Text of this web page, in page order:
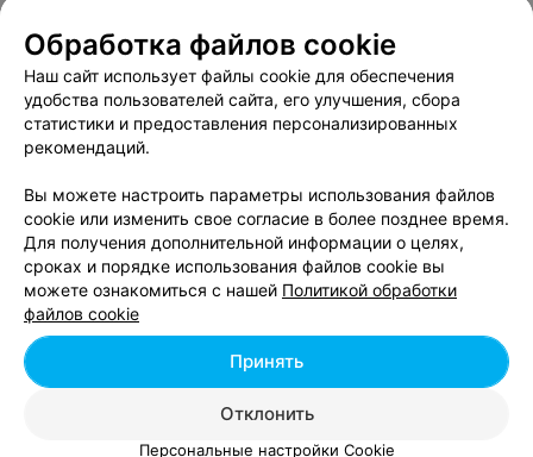
Вакансии
Публичный договор
Способы оплаты
Публичный договор по использованию сервиса
«Афиша»
Пользовательское соглашение
Связаться по вопросам сотрудничества
Написать руководителю relax.by
Персональные настройки cookie
Обработка персональных данных
© 2026 ООО «Артокс Лаб», УНП 191700409, регистрирующий орган -
| 220012, Республика Беларусь, г. Минск,
Обработка файлов cookie
Наш сайт использует файлы cookie для обеспечения
удобства пользователей сайта, его улучшения, сбора
статистики и предоставления персонализированных
рекомендаций.
Вы можете настроить параметры использования файлов
cookie или изменить свое согласие в более позднее время.
Для получения дополнительной информации о целях,
сроках и порядке использования файлов cookie вы
можете ознакомиться с нашей Политикой обработки
файлов cookie
Отклонить
Принять
Персональные настройки Cookie